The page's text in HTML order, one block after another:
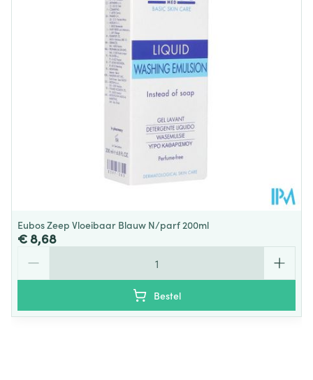
400 ml
Kamertemperatuur (15°C - 25°C)
Eubos Zeep Vloeibaar Blauw N/parf 200ml
€ 8,68
Bestel